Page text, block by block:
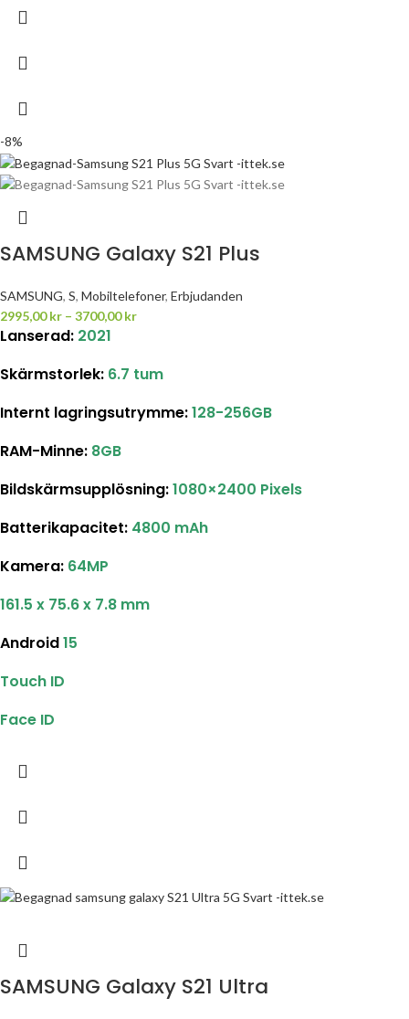
-8%
SAMSUNG Galaxy S21 Plus
SAMSUNG, S, Mobiltelefoner, Erbjudanden
2995,00kr – 3700,00kr
Lanserad: 2021
Skärmstorlek: 6.7 tum
Internt lagringsutrymme:128-256GB
RAM-Minne: 8GB
Bildskärmsupplösning:1080×2400 Pixels
Batterikapacitet: 4800 mAh
Kamera: 64MP
161.5 x 75.6 x 7.8 mm
Android15
Touch ID
Face ID
SAMSUNG Galaxy S21 Ultra